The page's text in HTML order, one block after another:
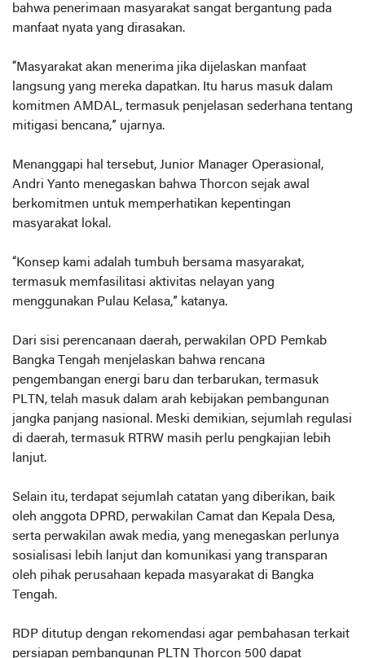
bahwa penerimaan masyarakat sangat bergantung pada
manfaat nyata yang dirasakan.
“Masyarakat akan menerima jika dijelaskan manfaat
langsung yang mereka dapatkan. Itu harus masuk dalam
komitmen AMDAL, termasuk penjelasan sederhana tentang
mitigasi bencana,” ujarnya.
Menanggapi hal tersebut, Junior Manager Operasional,
Andri Yanto menegaskan bahwa Thorcon sejak awal
berkomitmen untuk memperhatikan kepentingan
masyarakat lokal.
“Konsep kami adalah tumbuh bersama masyarakat,
termasuk memfasilitasi aktivitas nelayan yang
menggunakan Pulau Kelasa,” katanya.
Dari sisi perencanaan daerah, perwakilan OPD Pemkab
Bangka Tengah menjelaskan bahwa rencana
pengembangan energi baru dan terbarukan, termasuk
PLTN, telah masuk dalam arah kebijakan pembangunan
jangka panjang nasional. Meski demikian, sejumlah regulasi
di daerah, termasuk RTRW masih perlu pengkajian lebih
lanjut.
Selain itu, terdapat sejumlah catatan yang diberikan, baik
oleh anggota DPRD, perwakilan Camat dan Kepala Desa,
serta perwakilan awak media, yang menegaskan perlunya
sosialisasi lebih lanjut dan komunikasi yang transparan
oleh pihak perusahaan kepada masyarakat di Bangka
Tengah.
RDP ditutup dengan rekomendasi agar pembahasan terkait
persiapan pembangunan PLTN Thorcon 500 dapat